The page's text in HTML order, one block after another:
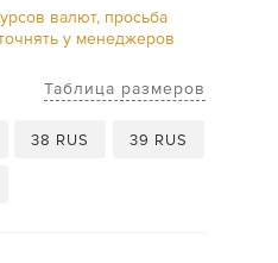
валют, просьба
у менеджеров
Таблица размеров
38 RUS 39 RUS